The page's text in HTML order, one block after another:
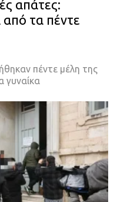
απάτες:
τα πέντε
πέντε μέλη της
γυναίκα